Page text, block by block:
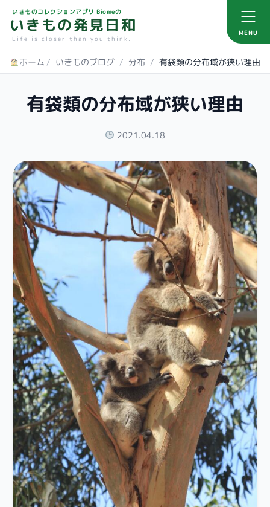
いきものコレクションアプリ Biomeの
いきもの発見日和
Life is closer than you think.
MENU
ホーム / いきものブログ / 分布 / 有袋類の分布域が狭い理由
有袋類の分布域が狭い理由
2021.04.18